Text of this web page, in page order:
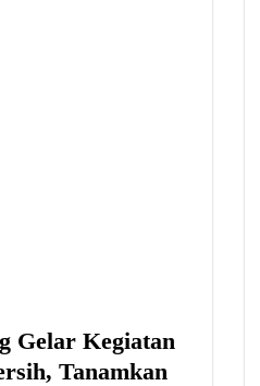
Gelar Kegiatan
Tanamkan